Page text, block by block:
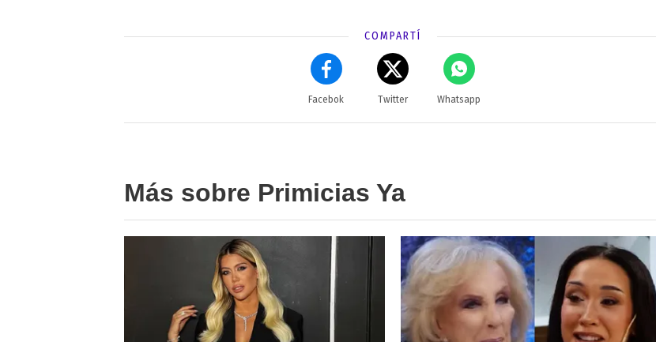
COMPARTÍ
Facebok Twitter Whatsapp
Más sobre Primicias Ya